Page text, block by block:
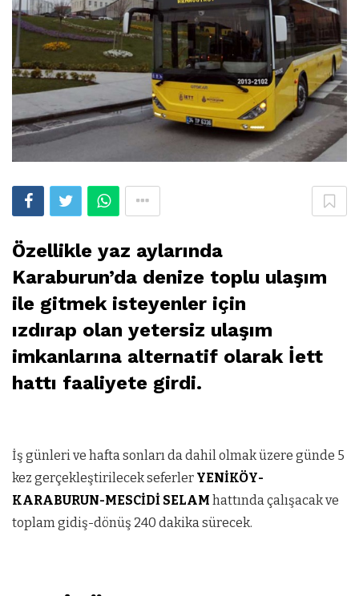
Özellikle yaz aylarında
Karaburun’da denize toplu ulaşım
ile gitmek isteyenler için
ızdırap olan yetersiz ulaşım
imkanlarına alternatif olarak İett
hattı faaliyete girdi.
İş günleri ve hafta sonları da dahil olmak üzere günde 5
kez gerçekleştirilecek seferler YENİKÖY-
KARABURUN-MESCİDİ SELAM hattında çalışacak ve
toplam gidiş-dönüş 240 dakika sürecek.